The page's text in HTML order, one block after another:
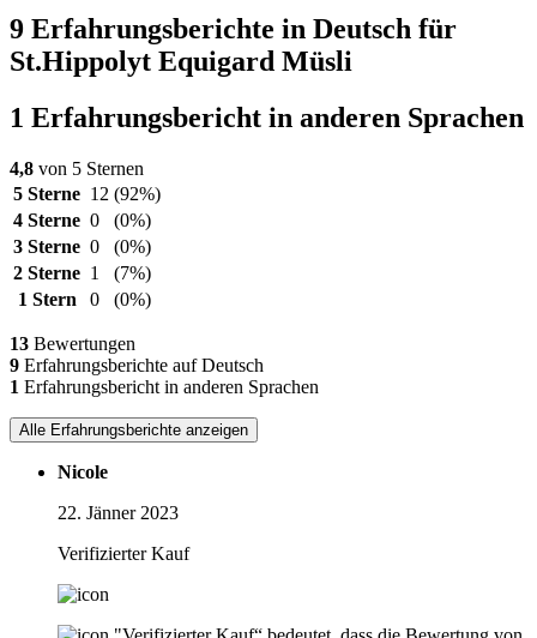
9 Erfahrungsberichte in Deutsch für
St.Hippolyt Equigard Müsli
1 Erfahrungsbericht in anderen Sprachen
4,8 von 5 Sternen
5 Sterne 12 (92%)
4 Sterne 0
(0%)
3 Sterne 0
(0%)
2 Sterne 1
(7%)
1 Stern
0 (0%)
13 Bewertungen
9 Erfahrungsberichte auf Deutsch
1 Erfahrungsbericht in anderen Sprachen
Alle Erfahrungsberichte anzeigen
Nicole
22. Jänner 2023
Verifizierter Kauf